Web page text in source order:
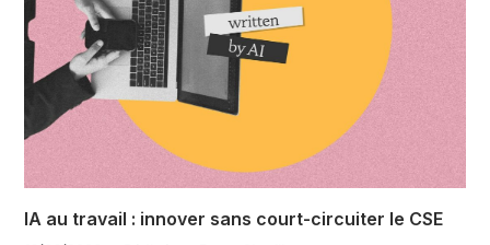
IA au travail : innover sans court-circuiter le CSE